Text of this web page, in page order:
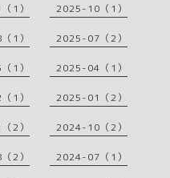
1） 2025-10（1）
1） 2025-07（2）
1） 2025-04（1）
1） 2025-01（2）
2） 2024-10（2）
2） 2024-07（1）